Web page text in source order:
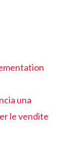
una
le vendite